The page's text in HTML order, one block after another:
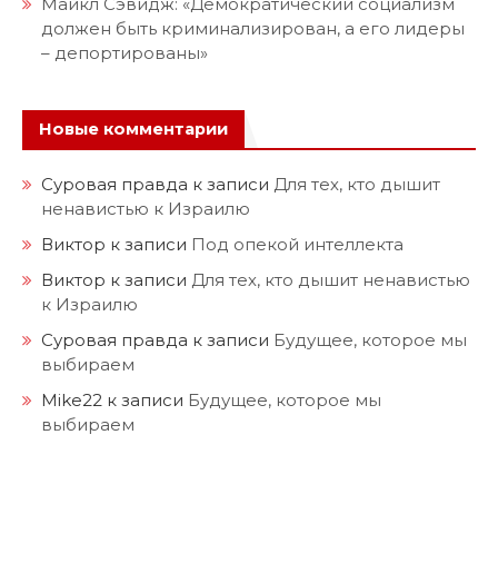
должен быть криминализирован, а его лидеры
– депортированы»
Новые комментарии
Суровая правда к записи Для тех, кто дышит
ненавистью к Израилю
Виктор к записи Под опекой интеллекта
Виктор к записи Для тех, кто дышит ненавистью
к Израилю
Суровая правда к записи Будущее, которое мы
выбираем
Mike22 к записи Будущее, которое мы
выбираем